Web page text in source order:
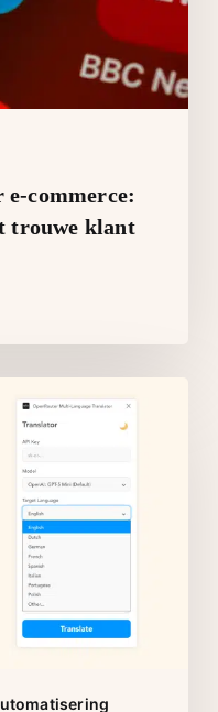
commerce:
trouwe klant